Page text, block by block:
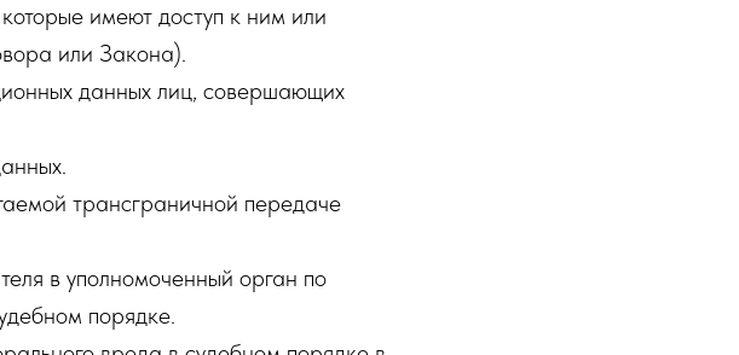
имеют доступ к ним или
или Закона).
данных лиц, совершающих
трансграничной передаче
в уполномоченный орган по
порядке.